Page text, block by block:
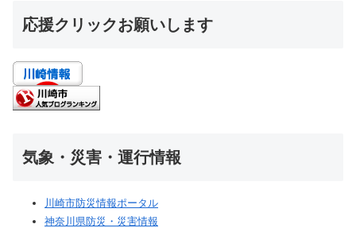
応援クリックお願いします
気象・災害・運行情報
川崎市防災情報ポータル
神奈川県防災・災害情報